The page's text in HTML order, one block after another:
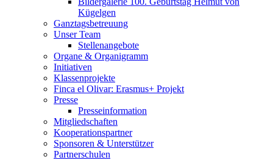
Kügelgen
Ganztagsbetreuung
Unser Team
Stellenangebote
Organe & Organigramm
Initiativen
Klassenprojekte
Finca el Olivar: Erasmus+ Projekt
Presse
Presseinformation
Mitgliedschaften
Kooperationspartner
Sponsoren & Unterstützer
Partnerschulen